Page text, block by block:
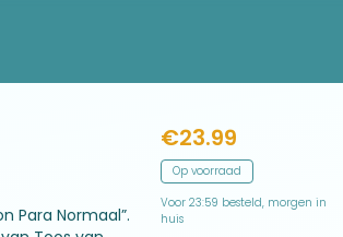
is gegaan. Misschien ga je zelf ook
Para Normaal”.
€23.99
Op voorraad
Voor 23:59 besteld, morgen in
huis